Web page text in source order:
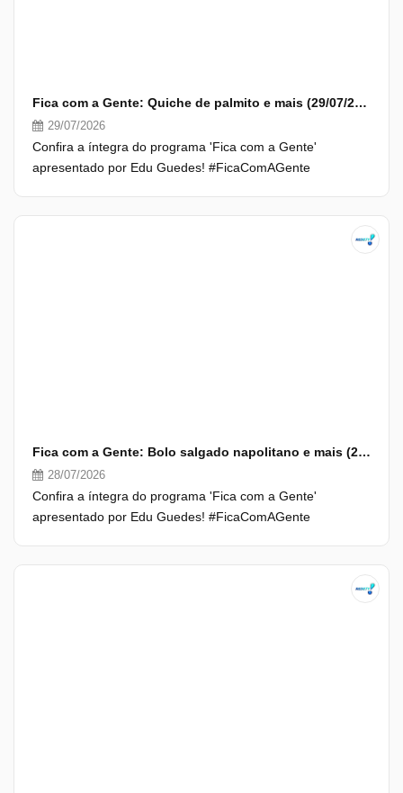
Fica com a Gente: Quiche de palmito e mais (29/07/26) | Completo
29/07/2026
Confira a íntegra do programa 'Fica com a Gente'
apresentado por Edu Guedes! #FicaComAGente
Fica com a Gente: Bolo salgado napolitano e mais (28/07/26) | Completo
28/07/2026
Confira a íntegra do programa 'Fica com a Gente'
apresentado por Edu Guedes! #FicaComAGente